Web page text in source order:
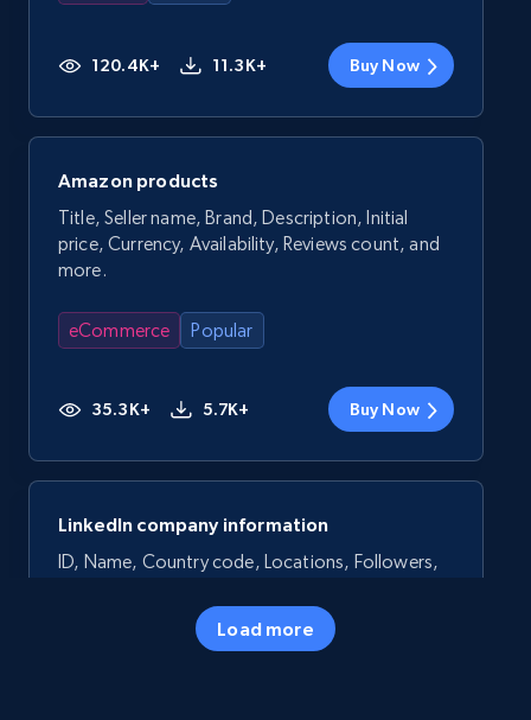
120.4K+ 11.3K+ Buy Now
Amazon products
Title, Seller name, Brand, Description, Initial
price, Currency, Availability, Reviews count, and
more.
eCommerce Popular
35.3K+ 5.7K+ Buy Now
LinkedIn company information
ID, Name, Country code, Locations, Followers,
Load more